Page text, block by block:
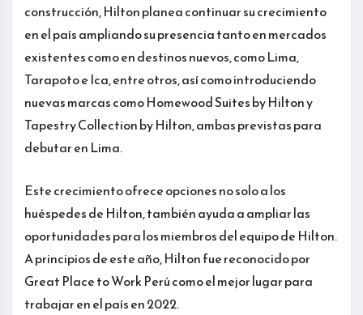
construcción, Hilton planea continuar su crecimiento
en el país ampliando su presencia tanto en mercados
existentes como en destinos nuevos, como Lima,
Tarapoto e Ica, entre otros, así como introduciendo
nuevas marcas como Homewood Suites by Hilton y
Tapestry Collection by Hilton, ambas previstas para
debutar en Lima.
Este crecimiento ofrece opciones no solo a los
huéspedes de Hilton, también ayuda a ampliar las
oportunidades para los miembros del equipo de Hilton.
A principios de este año, Hilton fue reconocido por
Great Place to Work Perú como el mejor lugar para
trabajar en el país en 2022.